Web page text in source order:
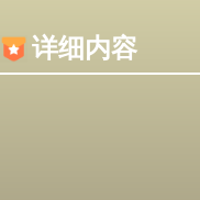
详细内容